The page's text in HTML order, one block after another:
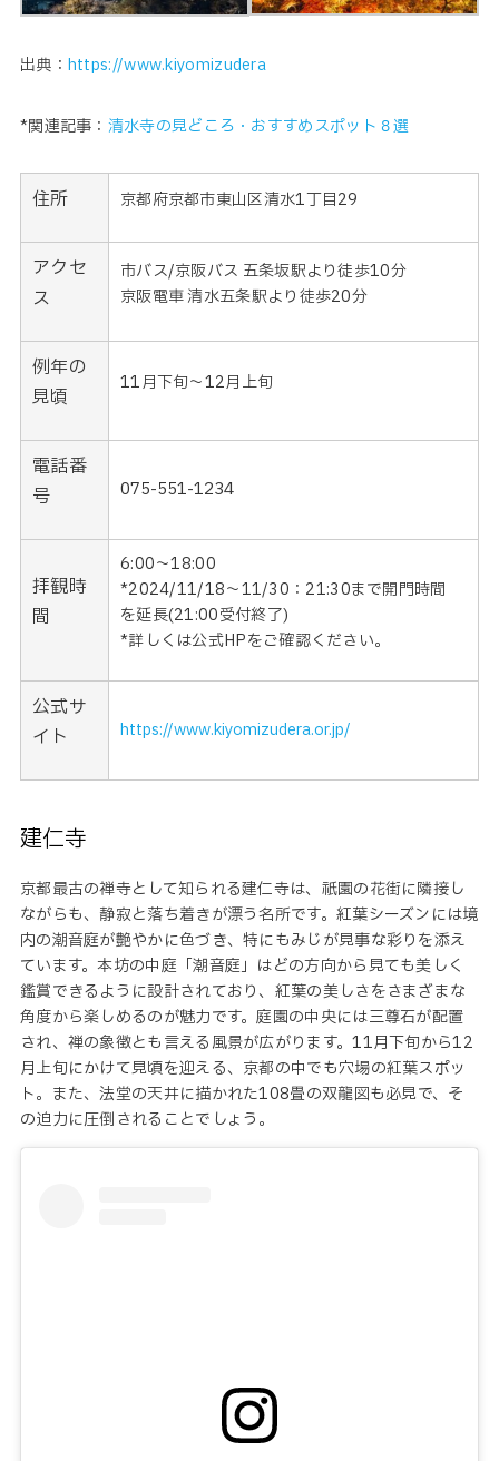
出典： https://www.kiyomizudera
*関連記事： 清水寺の見どころ・おすすめスポット８選
住所 京都府京都市東山区清水1丁目29
アクセ
ス
市バス/京阪バス 五条坂駅より徒歩10分
京阪電車 清水五条駅より徒歩20分
例年の
見頃
11月下旬〜12月上旬
電話番
号
075-551-1234
拝観時
間
6:00〜18:00
*2024/11/18〜11/30：21:30まで開門時間
を延長(21:00受付終了)
*詳しくは公式HPをご確認ください。
公式サ
イト
https://www.kiyomizudera.or.jp/
建仁寺
京都最古の禅寺として知られる建仁寺は、祇園の花街に隣接し
ながらも、静寂と落ち着きが漂う名所です。紅葉シーズンには境
内の潮音庭が艶やかに色づき、特にもみじが見事な彩りを添え
ています。本坊の中庭「潮音庭」はどの方向から見ても美しく
鑑賞できるように設計されており、紅葉の美しさをさまざまな
角度から楽しめるのが魅力です。庭園の中央には三尊石が配置
され、禅の象徴とも言える風景が広がります。11月下旬から12
月上旬にかけて見頃を迎える、京都の中でも穴場の紅葉スポッ
ト。また、法堂の天井に描かれた108畳の双龍図も必見で、そ
の迫力に圧倒されることでしょう。